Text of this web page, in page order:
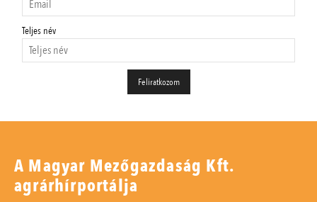
Teljes név
A Magyar Mezőgazdaság Kft.
agrárhírportálja